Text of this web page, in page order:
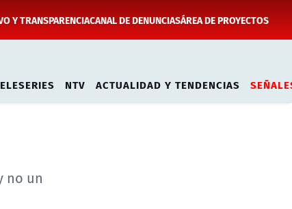
Y TRANSPARENCIACANAL DE DENUNCIASÁREA DE PROYECTOS
NTV ACTUALIDAD Y TENDENCIAS
no un